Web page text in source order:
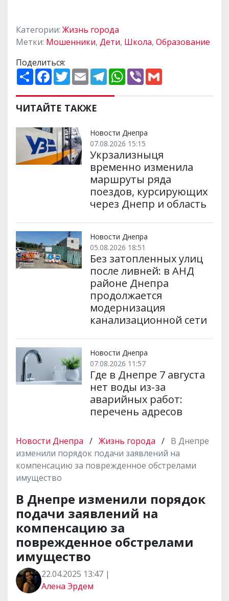
Категории: Жизнь города
Метки: Мошенники, Дети, Школа, Образование
Поделиться:
П
о
и
р
и
и
F
a
e
b
o
k
T
w
t
t
e
E
m
i
l
T
e
e
m
W
h
p
V
ЧИТАЙТЕ ТАКЖЕ
Новости Днепра
07.08.2026 15:15
Укрзализныця
временно изменила
маршруты ряда
поездов, курсирующих
через Днепр и область
Новости Днепра
05.08.2026 18:51
Без затопленных улиц
после ливней: в АНД
районе Днепра
продолжается
модернизация
канализационной сети
Новости Днепра
07.08.2026 11:57
Где в Днепре 7 августа
нет воды из-за
аварийных работ:
перечень адресов
Новости Днепра / Жизнь города / В Днепре
изменили порядок подачи заявлений на
компенсацию за поврежденное обстрелами
имущество
В Днепре изменили порядок
подачи заявлений на
компенсацию за
поврежденное обстрелами
имущество
22.04.2025 13:47 |
Алена Эрдем